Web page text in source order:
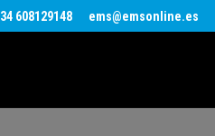
608129148 ems@emsonline.es